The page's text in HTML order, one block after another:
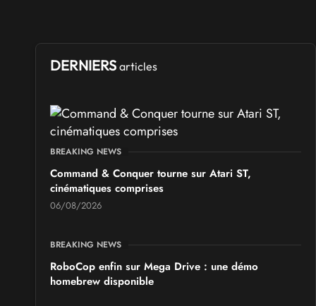
DERNIERS articles
BREAKING NEWS
Command & Conquer tourne sur Atari ST,
cinématiques comprises
06/08/2026
BREAKING NEWS
RoboCop enfin sur Mega Drive : une démo
homebrew disponible